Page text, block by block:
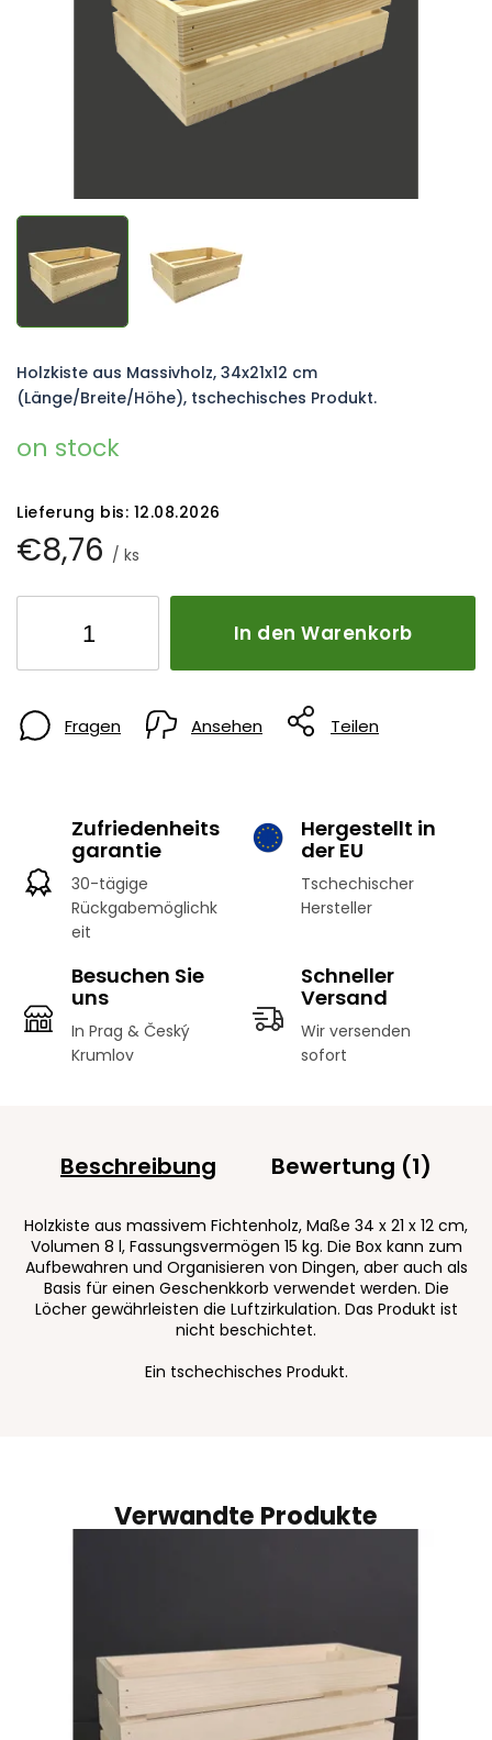
€8,76 / ks
on stock
Lieferung bis: 12.08.2026
In den Warenkorb
Holzkiste aus Massivholz, 34x21x12 cm
(Länge/Breite/Höhe), tschechisches Produkt.
Fragen Ansehen Teilen
Zufriedenheits
garantie
30-tägige
Rückgabemöglichk
eit
Hergestellt in
der EU
Tschechischer
Hersteller
Besuchen Sie
uns
In Prag & Český
Krumlov
Schneller
Versand
Wir versenden
sofort
Verwandte Produkte
Beschreibung Bewertung (1)
Holzkiste aus massivem Fichtenholz, Maße 34 x 21 x 12 cm,
Volumen 8 l, Fassungsvermögen 15 kg. Die Box kann zum
Aufbewahren und Organisieren von Dingen, aber auch als
Basis für einen Geschenkkorb verwendet werden. Die
Löcher gewährleisten die Luftzirkulation. Das Produkt ist
nicht beschichtet.
Ein tschechisches Produkt.